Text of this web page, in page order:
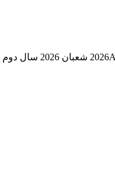
سال دوم